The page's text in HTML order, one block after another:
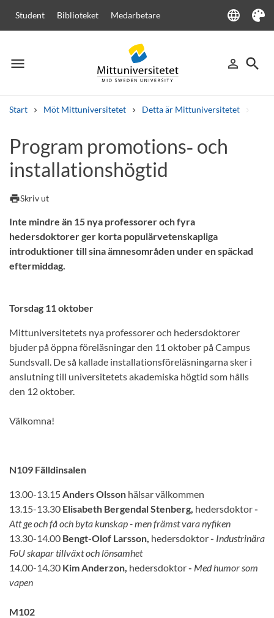
Student Biblioteket Medarbetare language
Language
Tema
menu
Meny person_outline
Logga in
search
Sök
Start Möt Mittuniversitetet Detta är Mittuniversitetet
Andra söktjänster
Kurser och program Kursplaner Välkomstbrev
Program promotions‑ och
installationshögtid
printSkriv ut
Inte mindre än 15 nya professorer och fyra
hedersdoktorer ger korta populärvetenskapliga
introduktioner till sina ämnesområden under en späckad
eftermiddag.
Torsdag 11 oktober
Mittuniversitetets nya professorer och hedersdoktorer
bjuder på öppna föreläsningar den 11 oktober på Campus
Sundsvall. De så kallade installationsföreläsningarna sker i
anslutning till universitetets akademiska högtid som hålls
den 12 oktober.
Välkomna!
N109 Fälldinsalen
13.00-13.15Anders Olsson hälsar välkommen
13.15-13.30 Elisabeth Bergendal Stenberg, hedersdoktor-
Att ge och få och byta kunskap - men främst vara nyfiken
13.30-14.00 Bengt-Olof Larsson, hedersdoktor- Industrinära
FoU skapar tillväxt och lönsamhet
14.00-14.30 Kim Anderzon, hedersdoktor- Med humor som
vapen
M102